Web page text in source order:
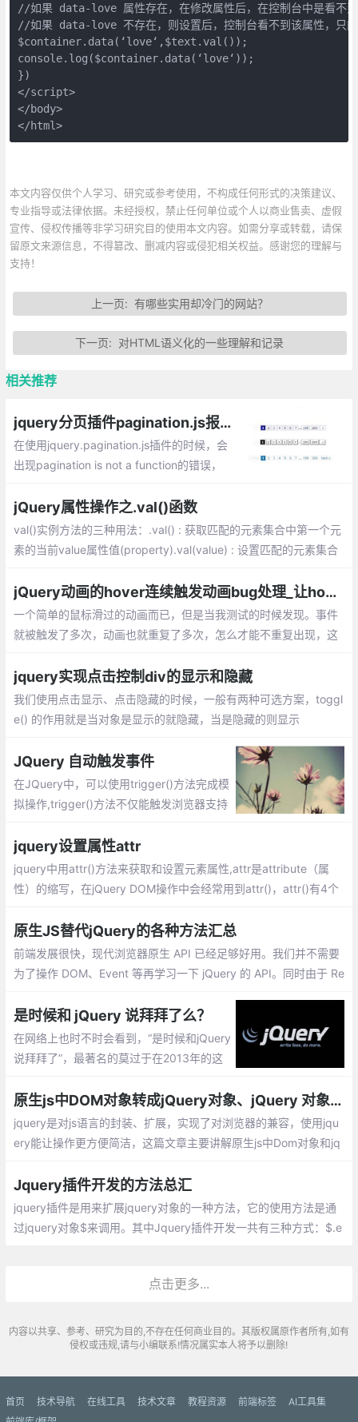
//如果 data-love 属性存在，在修改属性后，在控制台中是看不到
//如果 data-love 不存在，则设置后，控制台看不到该属性，只能
$container.data(‘love‘,$text.val());
console.log($container.data(‘love‘));
})
</script>
</body>
</html>
本文内容仅供个人学习、研究或参考使用，不构成任何形式的决策建议、
专业指导或法律依据。未经授权，禁止任何单位或个人以商业售卖、虚假
宣传、侵权传播等非学习研究目的使用本文内容。如需分享或转载，请保
留原文来源信息，不得篡改、删减内容或侵犯相关权益。感谢您的理解与
支持！
上一页: 有哪些实用却冷门的网站？
下一页: 对HTML语义化的一些理解和记录
相关推荐
jquery分页插件pagination.js报错pagination is not a function的bug解决方法
在使用jquery.pagination.js插件的时候，会
出现pagination is not a function的错误，
下，请对比自己的代码参考！
jQuery属性操作之.val()函数
val()实例方法的三种用法：.val() : 获取匹配的元素集合中第一个元
素的当前value属性值(property).val(value) : 设置匹配的元素集合
:钩子函数未设置或无效时
jQuery动画的hover连续触发动画bug处理_让hover事件只触发一次动画的实现
一个简单的鼠标滑过的动画而已，但是当我测试的时候发现。事件
就被触发了多次，动画也就重复了多次，怎么才能不重复出现，这
导致移入的动画还没执行完。
jquery实现点击控制div的显示和隐藏
我们使用点击显示、点击隐藏的时候，一般有两种可选方案，toggl
e() 的作用就是当对象是显示的就隐藏，当是隐藏的则显示
JQuery 自动触发事件
在JQuery中，可以使用trigger()方法完成模
拟操作,trigger()方法不仅能触发浏览器支持
名称的事件。rigger(type[，data])方法有两
个参数
jquery设置属性attr
jquery中用attr()方法来获取和设置元素属性,attr是attribute（属
性）的缩写，在jQuery DOM操作中会经常用到attr()，attr()有4个
值)、attr(properties)
原生JS替代jQuery的各种方法汇总
前端发展很快，现代浏览器原生 API 已经足够好用。我们并不需要
为了操作 DOM、Event 等再学习一下 jQuery 的 API。同时由于 Re
式，jQuery 使用场景大大减少。
是时候和 jQuery 说拜拜了么？
在网络上也时不时会看到，“是时候和jQuery
说拜拜了”，最著名的莫过于在2013年的这
原生js中DOM对象转成jQuery对象、jQuery 对象转成 DOM 对象的实现
jquery是对js语言的封装、扩展，实现了对浏览器的兼容，使用jqu
ery能让操作更方便简洁，这篇文章主要讲解原生js中Dom对象和jq
Jquery插件开发的方法总汇
jquery插件是用来扩展jquery对象的一种方法，它的使用方法是通
过jquery对象$来调用。其中Jquery插件开发一共有三种方式：$.e
点击更多...
内容以共享、参考、研究为目的,不存在任何商业目的。其版权属原作者所有,如有
侵权或违规,请与小编联系!情况属实本人将予以删除!
首页 技术导航 在线工具 技术文章 教程资源 前端标签
AI工具集